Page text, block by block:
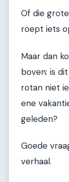
Of die
roept iets
Maar dan
boven: is
rotan niet
ene
geleden?
Goede
verhaal.